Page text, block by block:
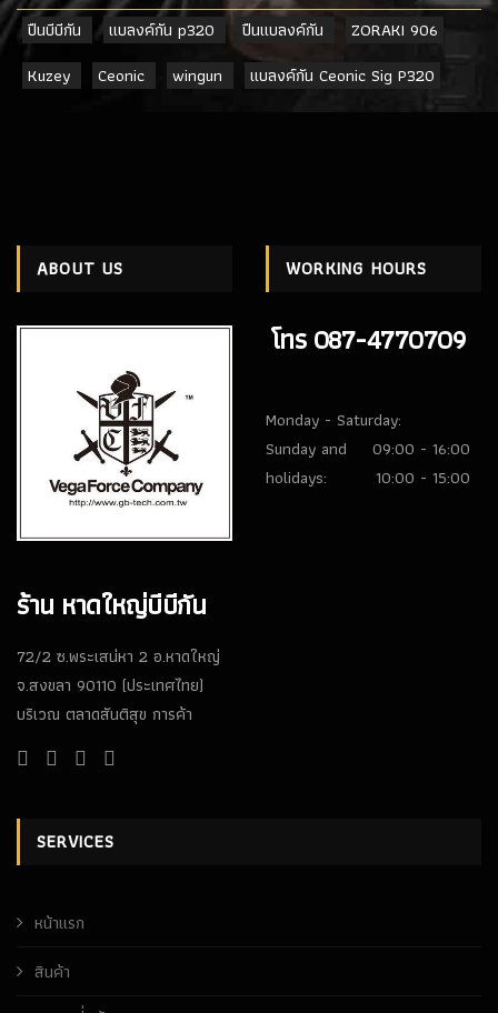
ปืนบีบีกัน แบลงค์กัน p320 ปืนแบลงค์กัน
ZORAKI 906
Kuzey
Ceonic wingun แบลงค์กัน Ceonic Sig P320
ABOUT US
ร้าน หาดใหญ่บีบีกัน
72/2 ซ.พระเสน่หา 2 อ.หาดใหญ่
จ.สงขลา 90110 (ประเทศไทย)
บริเวณ ตลาดสันติสุข การค้า
WORKING HOURS
โทร 087-4770709
Monday - Saturday:
09:00 - 16:00
Sunday and
holidays:
10:00 - 15:00
SERVICES
หน้าเเรก
สินค้า